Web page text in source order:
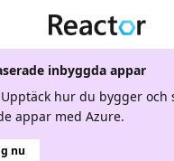
inbyggda appar
Upptäck hur du bygger och
appar med Azure.
nu